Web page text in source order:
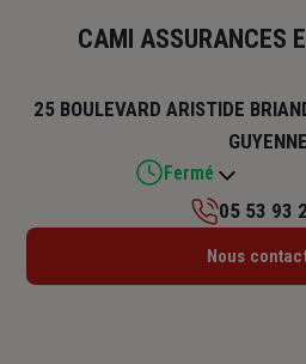
CAMI ASSURANCES
25 BOULEVARD ARISTIDE
GUYENNE
Fermé
Lundi : 09h – 12h
05 53 93
Nous